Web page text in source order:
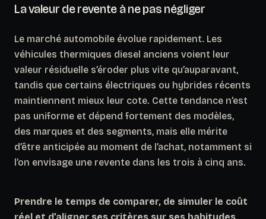
La valeur de revente à ne pas négliger
Le marché automobile évolue rapidement. Les
véhicules thermiques diesel anciens voient leur
valeur résiduelle s’éroder plus vite qu’auparavant,
tandis que certains électriques ou hybrides récents
maintiennent mieux leur cote. Cette tendance n’est
pas uniforme et dépend fortement des modèles,
des marques et des segments, mais elle mérite
d’être anticipée au moment de l’achat, notamment si
l’on envisage une revente dans les trois à cinq ans.
Prendre le temps de comparer, de simuler le coût
réel et d’aligner ses critères sur ses habitudes